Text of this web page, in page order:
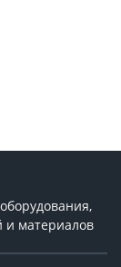
и материалов